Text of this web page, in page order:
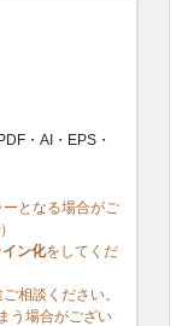
・AI・EPS・
となる場合がご
ン化をしてくだ
相談ください。
う場合がござい